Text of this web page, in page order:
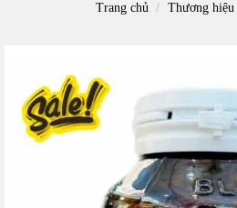
Trang chủ / Thương hiệu